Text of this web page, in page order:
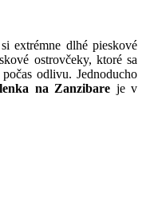
extrémne dlhé pieskové
ostrovčeky, ktoré sa
odlivu. Jednoducho
na Zanzibare je v